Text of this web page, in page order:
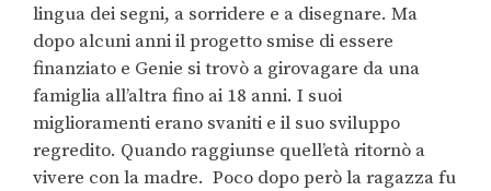
lingua dei segni, a sorridere e a disegnare. Ma
dopo alcuni anni il progetto smise di essere
finanziato e Genie si trovò a girovagare da una
famiglia all’altra fino ai 18 anni. I suoi
miglioramenti erano svaniti e il suo sviluppo
regredito. Quando raggiunse quell’età ritornò a
vivere con la madre. Poco dopo però la ragazza fu